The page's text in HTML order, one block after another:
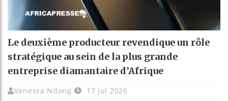
Le deuxième producteur revendique un rôle
stratégique au sein de la plus grande
entreprise diamantaire d’Afrique
Vanessa Ndong 17 Jul 2026